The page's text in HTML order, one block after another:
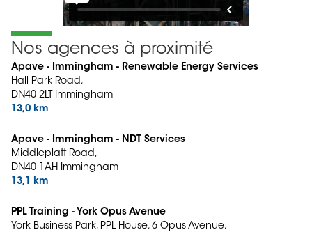
Nos agences à proximité
Apave - Immingham - Renewable Energy Services
Hall Park Road,
DN40 2LT Immingham
13,0 km
Apave - Immingham - NDT Services
Middleplatt Road,
DN40 1AH Immingham
13,1 km
PPL Training - York Opus Avenue
York Business Park, PPL House, 6 Opus Avenue,